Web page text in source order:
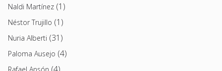
Naldi Martínez (1)
Néstor Trujillo (1)
Nuria Alberti (31)
Paloma Ausejo (4)